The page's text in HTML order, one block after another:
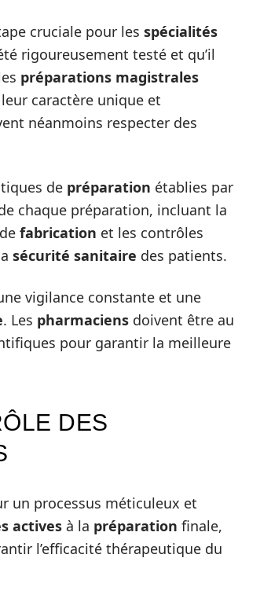
cruciale pour les spécialités
rigoureusement testé et qu’il
préparations magistrales
caractère unique et
néanmoins respecter des
de préparation établies par
chaque préparation, incluant la
fabrication et les contrôles
sécurité sanitaire des patients.
vigilance constante et une
. Les pharmaciens doivent être au
pour garantir la meilleure
DES
un processus méticuleux et
actives à la préparation finale,
l’efficacité thérapeutique du